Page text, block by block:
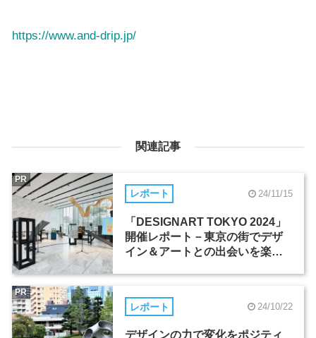
https://www.and-drip.jp/
関連記事
レポート 24/11/15
「DESIGNART TOKYO 2024」
開催レポート－東京の街でデザ
イン＆アートとの出会いを楽し
PR
レポート 24/10/22
デザインの力で変化をポジティ
PR